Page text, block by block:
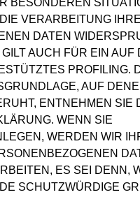
BESONDEREN
VERARBEITUNG
DATEN
AUCH FÜR EIN AUF
PROFILING.
AUF
ENTNEHMEN SIE
WENN SIE
WERDEN WIR
ES SEI DENN,
SCHUTZWÜRDIGE